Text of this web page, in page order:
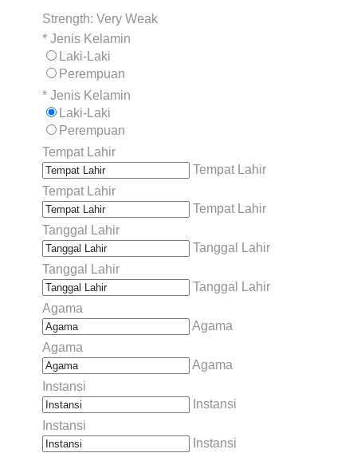
Strength: Very Weak
* Jenis Kelamin
Laki-Laki
Perempuan
* Jenis Kelamin
Laki-Laki
Perempuan
Tempat Lahir
Tempat Lahir
Tempat Lahir
Tempat Lahir
Tanggal Lahir
Tanggal Lahir
Tanggal Lahir
Tanggal Lahir
Agama
Agama
Agama
Agama
Instansi
Instansi
Instansi
Instansi